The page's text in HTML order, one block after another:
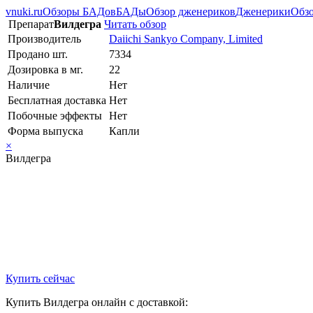
vnuki.ruОбзоры БАДовБАДыОбзор дженериковДженерики
ПрепаратВилдегра Читать обзор
Производитель
Daiichi Sankyo Company, Limited
Продано шт.
7334
Дозировка в мг.
22
Наличие
Нет
Бесплатная доставка Нет
Побочные эффекты Нет
Форма выпуска
Капли
×
Вилдегра
Купить сейчас
Купить Вилдегра онлайн с доставкой: